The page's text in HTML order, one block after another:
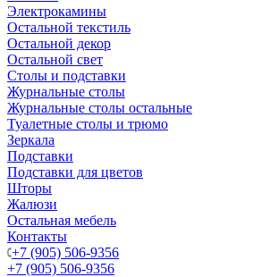
Электрокамины
Остальной текстиль
Остальной декор
Остальной свет
Столы и подставки
Журнальные столы
Журнальные столы остальные
Туалетные столы и трюмо
Зеркала
Подставки
Подставки для цветов
Шторы
Жалюзи
Остальная мебель
Контакты
+7 (905) 506-9356
+7 (905) 506-9356